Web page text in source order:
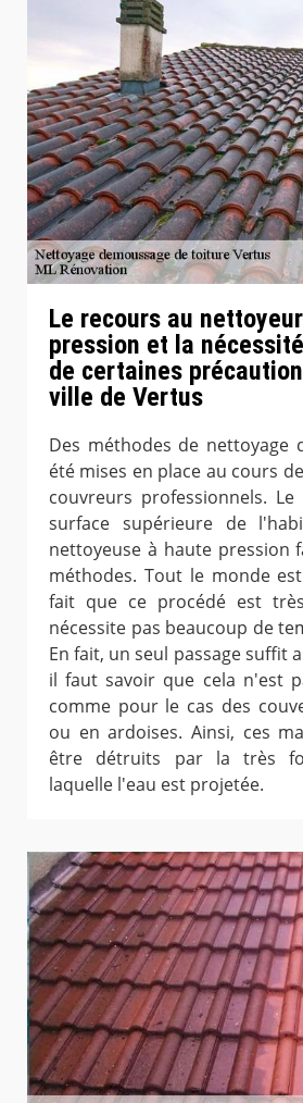
Le recours au
pression et la
de certaines
ville de Vertus
Des méthodes de
été mises en place au cours
couvreurs professionnels.
surface supérieure de
nettoyeuse à haute pression
méthodes. Tout le monde
fait que ce procédé est
nécessite pas beaucoup de
En fait, un seul passage suffit
il faut savoir que cela n'est
comme pour le cas des
ou en ardoises. Ainsi, ces
être détruits par la très
laquelle l'eau est projetée.